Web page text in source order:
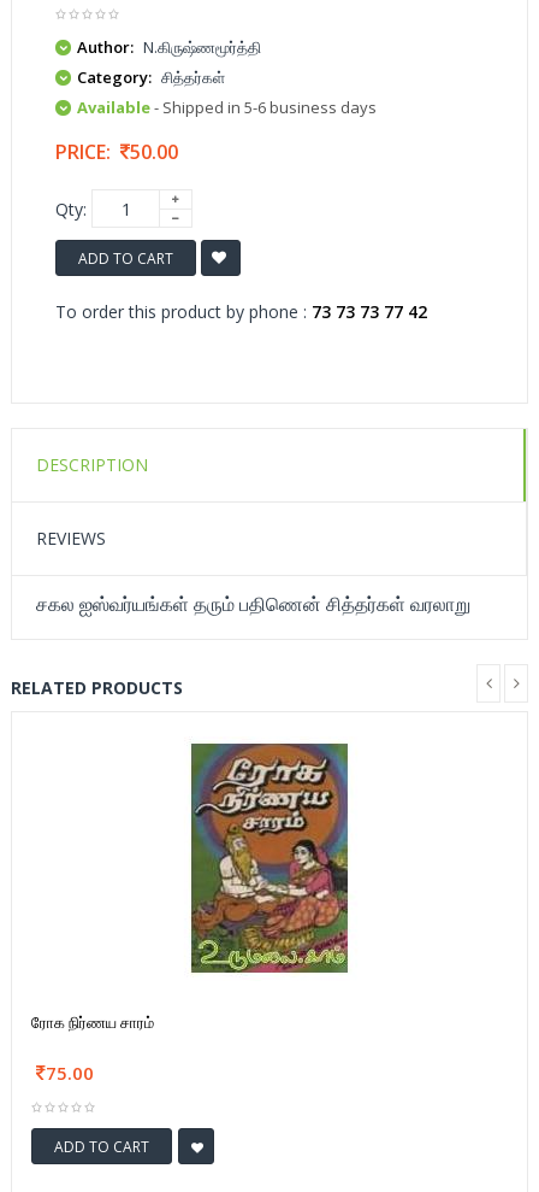
Author: N.கிருஷ்ணமூர்த்தி
Category: சித்தர்கள்
Available- Shipped in 5-6 business days
PRICE: 50.00
Qty:
ADD TO CART
To order this product by phone : 73 73 73 77 42
DESCRIPTION
REVIEWS
சகல ஐஸ்வர்யங்கள் தரும் பதிணென் சித்தர்கள் வரலாறு
RELATED PRODUCTS
ரோக நிர்ணய சாரம்
75.00
ADD TO CART